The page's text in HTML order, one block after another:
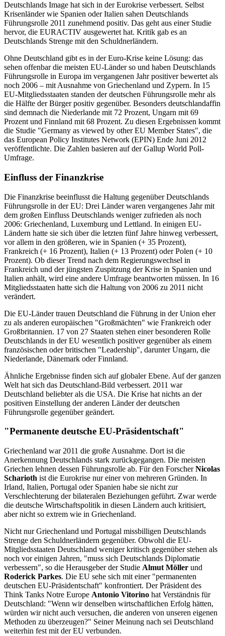
Deutschlands Image hat sich in der Eurokrise verbessert. Selbst
Krisenländer wie Spanien oder Italien sahen Deutschlands
Führungsrolle 2011 zunehmend positiv. Das geht aus einer Studie
hervor, die EURACTIV ausgewertet hat. Kritik gab es an
Deutschlands Strenge mit den Schuldnerländern.
Ohne Deutschland gibt es in der Euro-Krise keine Lösung: das
sehen offenbar die meisten EU-Länder so und haben Deutschlands
Führungsrolle in Europa im vergangenen Jahr positiver bewertet als
noch 2006 – mit Ausnahme von Griechenland und Zypern. In 15
EU-Mitgliedsstaaten standen der deutschen Führungsrolle mehr als
die Hälfte der Bürger positiv gegenüber. Besonders deutschlandaffin
sind demnach die Niederlande mit 72 Prozent, Ungarn mit 69
Prozent und Finnland mit 68 Prozent. Zu diesen Ergebnissen kommt
die Studie "Germany as viewed by other EU Member States", die
das European Policy Institutes Network (EPIN) Ende Juni 2012
veröffentlichte. Die Zahlen basieren auf der Gallup World Poll-
Umfrage.
Einfluss der Finanzkrise
Die Finanzkrise beeinflusst die Haltung gegenüber Deutschlands
Führungsrolle in der EU: Drei Länder waren vergangenes Jahr mit
dem großen Einfluss Deutschlands weniger zufrieden als noch
2006: Griechenland, Luxemburg und Lettland. In einigen EU-
Ländern hatte sie sich über die letzten fünf Jahre hinweg verbessert,
vor allem in den größeren, wie in Spanien (+ 35 Prozent),
Frankreich (+ 16 Prozent), Italien (+ 13 Prozent) oder Polen (+ 10
Prozent). Ob dieser Trend nach dem Regierungswechsel in
Frankreich und der jüngsten Zuspitzung der Krise in Spanien und
Italien anhält, wird eine andere Umfrage beantworten müssen. In 16
Mitgliedsstaaten hatte sich die Haltung von 2006 zu 2011 nicht
verändert.
Die EU-Länder trauen Deutschland die Führung in der Union eher
zu als anderen europäischen "Großmächten" wie Frankreich oder
Großbritannien. 17 von 27 Staaten stehen einer besonderen Rolle
Deutschlands in der EU wesentlich positiver gegenüber als einem
französischen oder britischen "Leadership", darunter Ungarn, die
Niederlande, Dänemark oder Finnland.
Ähnliche Ergebnisse finden sich auf globaler Ebene. Auf der ganzen
Welt hat sich das Deutschland-Bild verbessert. 2011 war
Deutschland beliebter als die USA. Die Krise hat nichts an der
positiven Einstellung der anderen Länder der deutschen
Führungsrolle gegenüber geändert.
"Permanente deutsche EU-Präsidentschaft"
Griechenland war 2011 die große Ausnahme. Dort ist die
Anerkennung Deutschlands stark zurückgegangen. Die meisten
Griechen lehnen dessen Führungsrolle ab. Für den ForscherNicolas
Scharioth ist die Eurokrise nur einer von mehreren Gründen. In
Irland, Italien, Portugal oder Spanien habe sie nicht zur
Verschlechterung der bilateralen Beziehungen geführt. Zwar werde
die deutsche Wirtschaftspolitik in diesen Ländern auch kritisiert,
aber nicht so extrem wie in Griechenland.
Nicht nur Griechenland und Portugal missbilligen Deutschlands
Strenge den Schuldnerländern gegenüber. Obwohl die EU-
Mitgliedsstaaten Deutschland weniger kritisch gegenüber stehen als
noch vor einigen Jahren, "muss sich Deutschlands Diplomatie
verbessern", so die Herausgeber der Studie Almut Möller und
Roderick Parkes. Die EU sehe sich mit einer "permanenten
deutschen EU-Präsidentschaft" konfrontiert. Der Präsident des
Think Tanks Notre Europe Antonio Vitorino hat Verständnis für
Deutschland: "Wenn wir denselben wirtschaftlichen Erfolg hätten,
würden wir nicht auch versuchen, die anderen von unseren eigenen
Methoden zu überzeugen?" Seiner Meinung nach sei Deutschland
weiterhin fest mit der EU verbunden.